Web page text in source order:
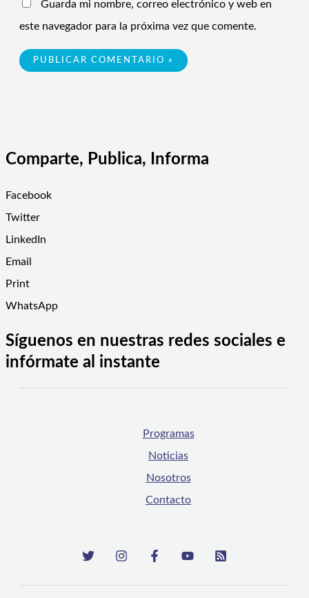
Guarda mi nombre, correo electrónico y web en
este navegador para la próxima vez que comente.
Comparte, Publica, Informa
Facebook
Twitter
LinkedIn
Email
Print
WhatsApp
Síguenos en nuestras redes sociales e
infórmate al instante
Programas
Noticias
Nosotros
Contacto